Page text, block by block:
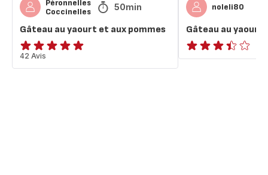
Péronnelles
Coccinelles
50min
Gâteau au yaourt et aux pommes
Avis
5
42 Avis
noleli80
Gâteau au yaourt
ratings.3.4